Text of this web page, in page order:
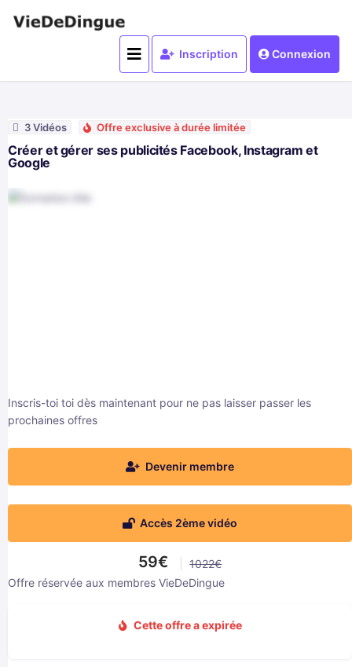
Inscription Connexion
3 Vidéos Offre exclusive à durée limitée
Créer et gérer ses publicités Facebook, Instagram et
Google
Inscris-toi toi dès maintenant pour ne pas laisser passer les
prochaines offres
Devenir membre
Accès 2ème vidéo
59€
1022€
Offre réservée aux membres VieDeDingue
Cette offre a expirée